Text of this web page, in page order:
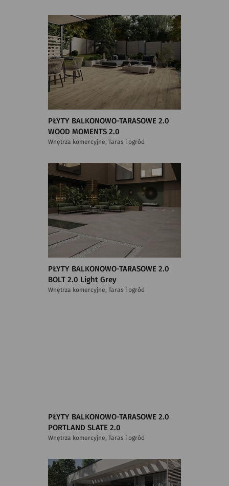
PŁYTY BALKONOWO-TARASOWE 2.0
WOOD MOMENTS 2.0
Wnętrza komercyjne, Taras i ogród
PŁYTY BALKONOWO-TARASOWE 2.0
BOLT 2.0 Light Grey
Wnętrza komercyjne, Taras i ogród
PŁYTY BALKONOWO-TARASOWE 2.0
PORTLAND SLATE 2.0
Wnętrza komercyjne, Taras i ogród